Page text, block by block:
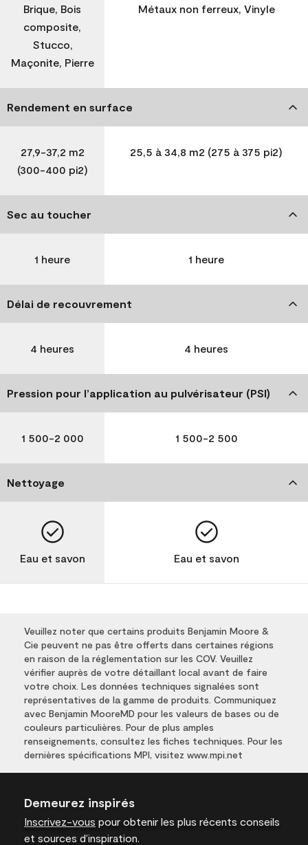
Brique, Bois
composite,
Stucco,
Maçonite, Pierre
Métaux non ferreux, Vinyle
Rendement en surface
27,9-37,2 m2
(300-400 pi2)
25,5 à 34,8 m2 (275 à 375 pi2)
Sec au toucher
1 heure 1 heure
Délai de recouvrement
4 heures 4 heures
Pression pour l’application au pulvérisateur (PSI)
1 500-2 000 1 500-2 500
Nettoyage
Eau et savon Eau et savon
Veuillez noter que certains produits Benjamin Moore &
Cie peuvent ne pas être offerts dans certaines régions
en raison de la réglementation sur les COV. Veuillez
vérifier auprès de votre détaillant local avant de faire
votre choix. Les données techniques signalées sont
représentatives de la gamme de produits. Communiquez
avec Benjamin MooreMD pour les valeurs de bases ou de
couleurs particulières. Pour de plus amples
renseignements, consultez les fiches techniques. Pour les
dernières spécifications MPI, visitez www.mpi.net
Demeurez inspirés
Inscrivez-vous pour obtenir les plus récents conseils
et sources d’inspiration.